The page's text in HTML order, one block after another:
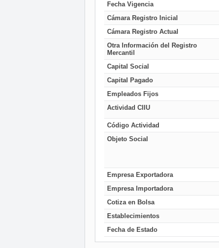
Fecha Vigencia
Cámara Registro Inicial
Cámara Registro Actual
Otra Información del Registro
Mercantil
Capital Social
Capital Pagado
Empleados Fijos
Actividad CIIU
Código Actividad
Objeto Social
Empresa Exportadora
Empresa Importadora
Cotiza en Bolsa
Establecimientos
Fecha de Estado